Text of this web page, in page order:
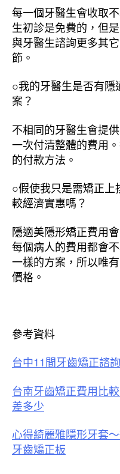
每一個牙醫生會收取
生初診是免費的，但
與牙醫生諮詢更多其
節。
○我的牙醫生是否有
案？
不相同的牙醫生會提
一次付清整體的費用
的付款方法。
○假使我只是需矯正
較經濟實惠嗎？
隱適美隱形矯正費用
每個病人的費用都會
一樣的方案，所以唯
價格。
參考資料
台中11間牙齒矯正諮
台南牙齒矯正費用比
差多少
心得綺麗雅隱形牙套
牙齒矯正板